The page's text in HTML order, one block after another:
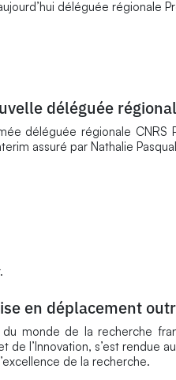
déléguée régionale
déléguée
déléguée régionale
assuré par Nathalie
en déplacement
monde de la recherche
de l’Innovation, s’est rendue
de la recherche.